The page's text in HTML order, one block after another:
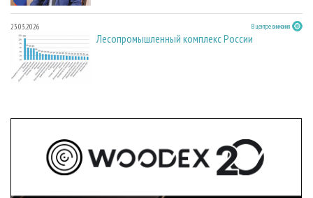
23.03.2026 В центре внимания
Лесопромышленный комплекс России